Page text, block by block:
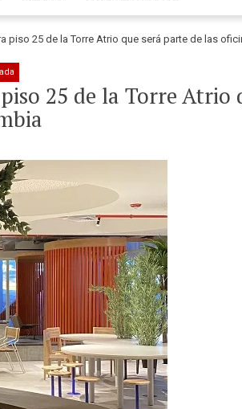
piso 25 de la Torre Atrio que será parte de las
25 de la Torre Atrio